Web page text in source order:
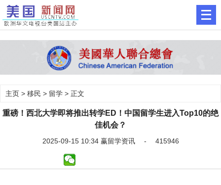
主页 > 移民 > 留学 > 正文
重磅！西北大学即将推出转学ED！中国留学生进入Top10的绝
佳机会？
2025-09-15 10:34 赢留学资讯 - 415946